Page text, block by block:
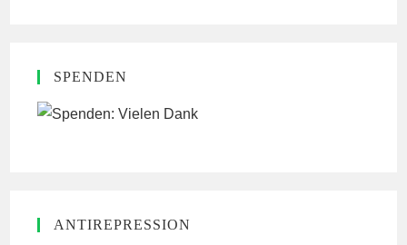
SPENDEN
ANTIREPRESSION